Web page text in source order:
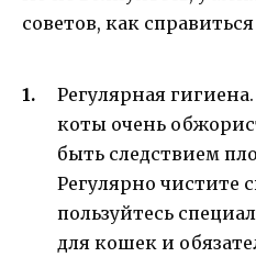
советов, как
Регулярная
коты очень
быть следствием
Регулярно чистите
пользуйтесь
для кошек и